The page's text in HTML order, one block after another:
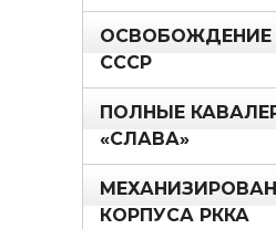
ОСВОБОЖДЕНИЕ
СССР
ПОЛНЫЕ
«СЛАВА»
КОРПУСА РККА